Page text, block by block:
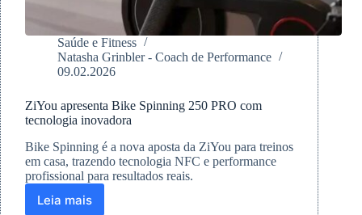
Saúde e Fitness
Natasha Grinbler - Coach de Performance
09.02.2026
ZiYou apresenta Bike Spinning 250 PRO com
tecnologia inovadora
Bike Spinning é a nova aposta da ZiYou para treinos
em casa, trazendo tecnologia NFC e performance
profissional para resultados reais.
Leia mais
ZiYou